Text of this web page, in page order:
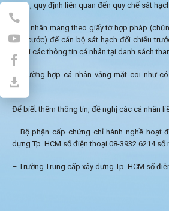
dung, quy định liên quan đến quy chế sát
– Cá nhân mang theo giấy tờ hợp pháp
căn cước) để cán bộ sát hạch đối chiếu
tra lại các thông tin cá nhân tại danh sách
– Trường hợp cá nhân vắng mặt coi như
đạt.
Để biết thêm thông tin, đề nghị các cá nhân
– Bộ phận cấp chứng chỉ hành nghề hoạt
dựng Tp. HCM số điện thoại 08-3932 6214 số
– Trường Trung cấp xây dựng Tp. HCM số